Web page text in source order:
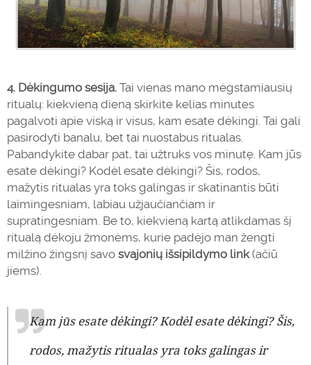
4. Dėkingumo sesija. Tai vienas mano mėgstamiausių
ritualų: kiekvieną dieną skirkite kelias minutes
pagalvoti apie viską ir visus, kam esate dėkingi. Tai gali
pasirodyti banalu, bet tai nuostabus ritualas.
Pabandykite dabar pat, tai užtruks vos minutę. Kam jūs
esate dėkingi? Kodėl esate dėkingi? Šis, rodos,
mažytis ritualas yra toks galingas ir skatinantis būti
laimingesniam, labiau užjaučiančiam ir
supratingesniam. Be to, kiekvieną kartą atlikdamas šį
ritualą dėkoju žmonėms, kurie padėjo man žengti
milžino žingsnį savo svajonių išsipildymo link(ačiū
jiems).
Kam jūs esate dėkingi? Kodėl esate dėkingi? Šis,
rodos, mažytis ritualas yra toks galingas ir